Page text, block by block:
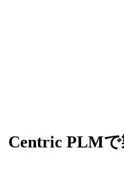
Centric PLMで